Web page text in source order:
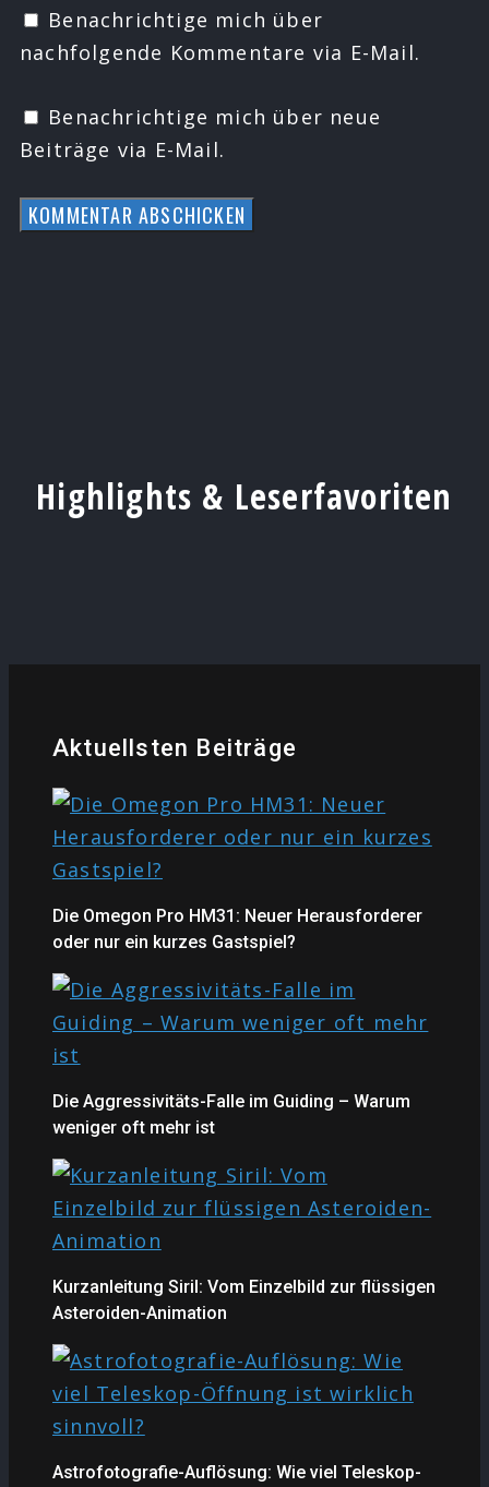
Benachrichtige mich über
nachfolgende Kommentare via E-Mail.
Benachrichtige mich über neue
Beiträge via E-Mail.
Highlights & Leserfavoriten
Aktuellsten Beiträge
Die Omegon Pro HM31: Neuer Herausforderer
oder nur ein kurzes Gastspiel?
Die Aggressivitäts-Falle im Guiding – Warum
weniger oft mehr ist
Kurzanleitung Siril: Vom Einzelbild zur flüssigen
Asteroiden-Animation
Astrofotografie-Auflösung: Wie viel Teleskop-